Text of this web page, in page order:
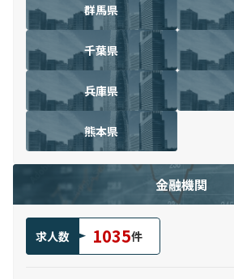
群馬県
千葉県
兵庫県
熊本県
金融機関
求人数 1035件